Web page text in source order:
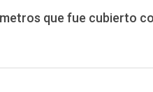
que fue cubierto